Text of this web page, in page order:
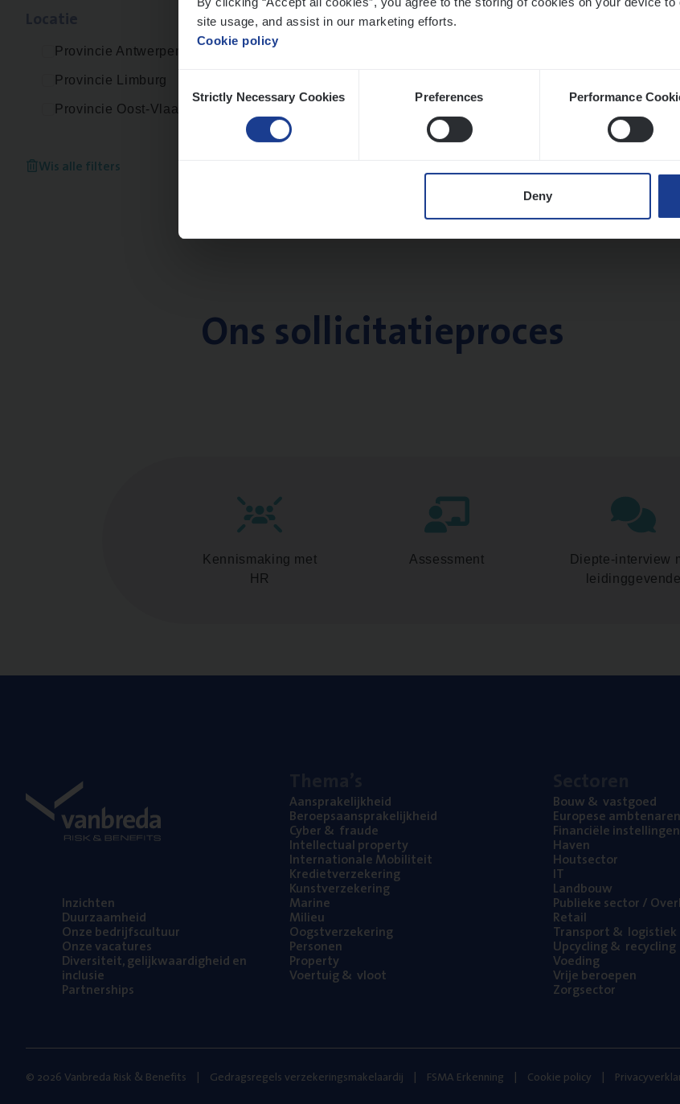
site usage, and assist in our marketing efforts.
Cookie policy
Selection
Strictly Necessary Cookies Preferences Performance
Deny
Provincie Antwerpen
Provincie Limburg
Provincie Oost-Vlaanderen
Wis alle filters
Ons sollicitatieproces
Kennismaking met
HR
Assessment
Diepte-interview
leidinggevende
Inzich­ten
Duur­zaam­heid
Onze bedrijfs­cul­tuur
Onze vaca­tu­res
Diver­si­teit, gelijk­waar­dig­heid en
inclusie
Part­ner­ships
Aan­spra­ke­lijk­heid
Beroeps­aan­spra­ke­lijk­heid
Cyber& fraude
Intel­lec­tu­al property
Inter­na­ti­o­na­le Mobiliteit
Kre­diet­ver­ze­ke­ring
Kunst­ver­ze­ke­ring
Mari­ne
Mili­eu
Oogst­ver­ze­ke­ring
Per­so­nen
Pro­per­ty
Voer­tuig& vloot
Bouw& vastgoed
Euro­pe­se ambtenaren
Finan­ci­ë­le instellingen
Haven
Hout­sec­tor
IT
Land­bouw
Publie­ke sec­tor /
Retail
Trans­port& logistiek
Upcy­cling& recycling
Voe­ding
Vrije beroe­pen
Zorg­sec­tor
© 2026 Vanbreda Risk & Benefits Gedragsregels verzekeringsmakelaardij FSMA Erkenning Cookie policy